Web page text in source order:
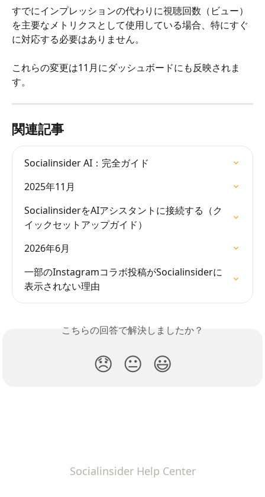
すでにインプレッションの代わりに視聴回数（ビュー）
を主要なメトリクスとして使用している場合、特にすぐ
に対応する必要はありません。
これらの変更は11月にダッシュボードにも反映されま
す。
関連記事
Socialinsider AI：完全ガイド
2025年11月
SocialinsiderをAIアシスタントに接続する（ク
イックセットアップガイド）
2026年6月
一部のInstagramコラボ投稿がSocialinsiderに
表示されない理由
こちらの回答で解決しましたか？
😞 😐 😃
Socialinsider Help Center